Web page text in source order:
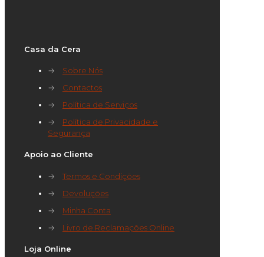
Casa da Cera
→
Sobre Nós
→
Contactos
→
Política de Serviços
→
Política de Privacidade e
Segurança
Apoio ao Cliente
→
Termos e Condições
→
Devoluções
→
Minha Conta
→
Livro de Reclamações Online
Loja Online